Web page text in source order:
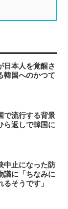
日本人を覚醒さ
韓国へのかつて
で流行する背景
ら返しで韓国に
中止になった防
議に「ちなみに
そうです」